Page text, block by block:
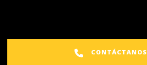
CONTÁCTANOS